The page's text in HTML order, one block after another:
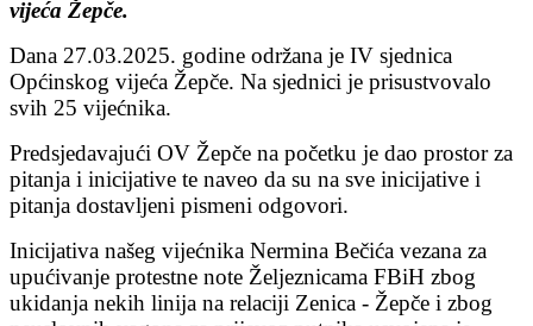
vijeća Žepče.
Dana 27.03.2025. godine održana je IV sjednica
Općinskog vijeća Žepče. Na sjednici je prisustvovalo
svih 25 vijećnika.
Predsjedavajući OV Žepče na početku je dao prostor za
pitanja i inicijative te naveo da su na sve inicijative i
pitanja dostavljeni pismeni odgovori.
Inicijativa našeg vijećnika Nermina Bečića vezana za
upućivanje protestne note Željeznicama FBiH zbog
ukidanja nekih linija na relaciji Zenica - Žepče i zbog